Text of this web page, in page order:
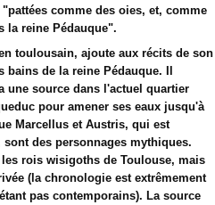
comme des oies, et, comme
la reine Pédauque".
toulousain, ajoute aux récits de son
bains de la reine Pédauque. Il
une source dans l'actuel quartier
pour amener ses eaux jusqu'à
Marcellus et Austris, qui est
des personnages mythiques.
rois wisigoths de Toulouse, mais
(la chronologie est extrêmement
pas contemporains). La source